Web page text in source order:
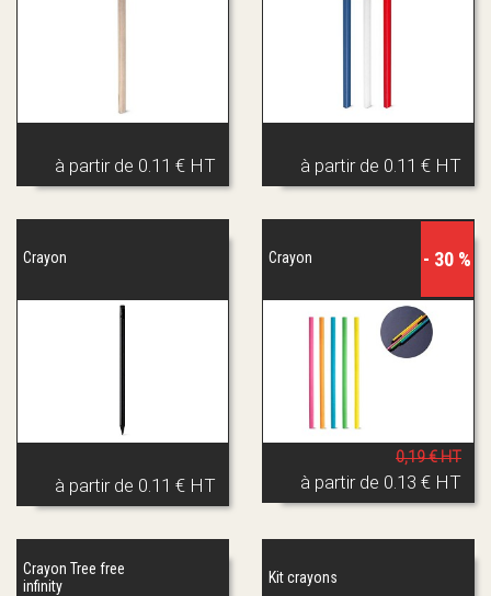
à partir de 0.11 € HT à partir de 0.11 € HT
Crayon
à partir de 0.11 € HT
Crayon - 30 %
0,19 € HT
à partir de 0.13 € HT
Crayon Tree free
infinity
Kit crayons